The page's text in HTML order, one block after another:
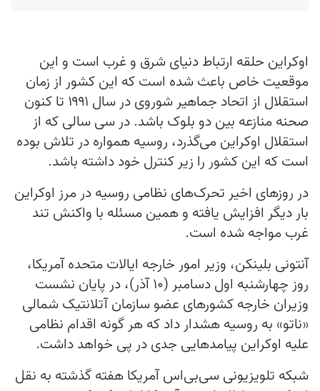
اوکراین حلقه ارتباط دنیای شرق و غرب است و این
موقعیت خاص باعث شده است که این کشور از زمان
استقلال از اتحاد جماهیر شوروی در سال ۱۹۹۱ تا کنون
صحنه منازعه بین دو بلوک باشد. در سی سالی که از
استقلال اوکراین می‌گذرد، روسیه همواره در تلاش بوده
است که این کشور را زیر کنترل خود داشته باشد.
در روزهای اخیر تحرک‌های نظامی روسیه در مرز اوکراین
بار دیگر افزایش یافته و همین مسئله با واکنش تند
غرب مواجه شده است.
آنتونی بلینکن، وزیر امور خارجه ایالات متحده آمریکا،
روز چهارشنبه اول دسامبر (۱۰ آذر)، در پایان نشست
وزیران خارجه کشورهای عضو سازمان آتلانتیک شمالی
«ناتو» به روسیه هشدار داد که هر گونه اقدام نظامی
علیه اوکراین پیامدهایی جدی در پی خواهد داشت.
شبکه تلویزیونی سی‌بی‌اس آمریکا هفته گذشته به نقل